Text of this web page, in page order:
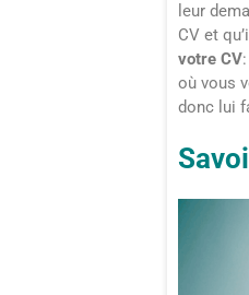
leur
CV et
votre CV
où vous
donc lui